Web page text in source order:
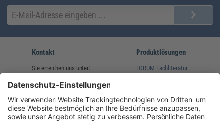
Kontakt
Sie erreichen uns unter:
(08233) 38 11 23
service@forum-verlag.com
Mo-Do 07:30 - 17:00 Uhr
Produktlösungen
FORUM Fachliteratur